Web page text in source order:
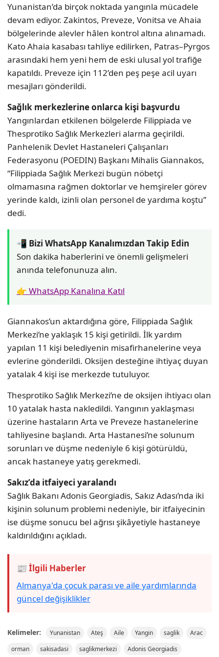
Yunanistan’da birçok noktada yangınla mücadele
devam ediyor. Zakintos, Preveze, Vonitsa ve Ahaia
bölgelerinde alevler hâlen kontrol altına alınamadı.
Kato Ahaia kasabası tahliye edilirken, Patras–Pyrgos
arasındaki hem yeni hem de eski ulusal yol trafiğe
kapatıldı. Preveze için 112’den peş peşe acil uyarı
mesajları gönderildi.
Sağlık merkezlerine onlarca kişi başvurdu
Yangınlardan etkilenen bölgelerde Filippiada ve
Thesprotiko Sağlık Merkezleri alarma geçirildi.
Panhelenik Devlet Hastaneleri Çalışanları
Federasyonu (POEDIN) Başkanı Mihalis Giannakos,
“Filippiada Sağlık Merkezi bugün nöbetçi
olmamasına rağmen doktorlar ve hemşireler görev
yerinde kaldı, izinli olan personel de yardıma koştu”
dedi.
📲 Bizi WhatsApp Kanalımızdan Takip Edin
Son dakika haberlerini ve önemli gelişmeleri
anında telefonunuza alın.
👉 WhatsApp Kanalına Katıl
Giannakos’un aktardığına göre, Filippiada Sağlık
Merkezi’ne yaklaşık 15 kişi getirildi. İlk yardım
yapılan 11 kişi belediyenin misafirhanelerine veya
evlerine gönderildi. Oksijen desteğine ihtiyaç duyan
yatalak 4 kişi ise merkezde tutuluyor.
Thesprotiko Sağlık Merkezi’ne de oksijen ihtiyacı olan
10 yatalak hasta nakledildi. Yangının yaklaşması
üzerine hastaların Arta ve Preveze hastanelerine
tahliyesine başlandı. Arta Hastanesi’ne solunum
sorunları ve düşme nedeniyle 6 kişi götürüldü,
ancak hastaneye yatış gerekmedi.
Sakız’da itfaiyeci yaralandı
Sağlık Bakanı Adonis Georgiadis, Sakız Adası’nda iki
kişinin solunum problemi nedeniyle, bir itfaiyecinin
ise düşme sonucu bel ağrısı şikâyetiyle hastaneye
kaldırıldığını açıkladı.
📰 İlgili Haberler
Almanya'da çocuk parası ve aile yardımlarında
güncel değişiklikler
Kelimeler: Yunanistan Ateş Aile Yangin saglik
Arac
orman
sakisadasi saglikmerkezi Adonis Georgiadis